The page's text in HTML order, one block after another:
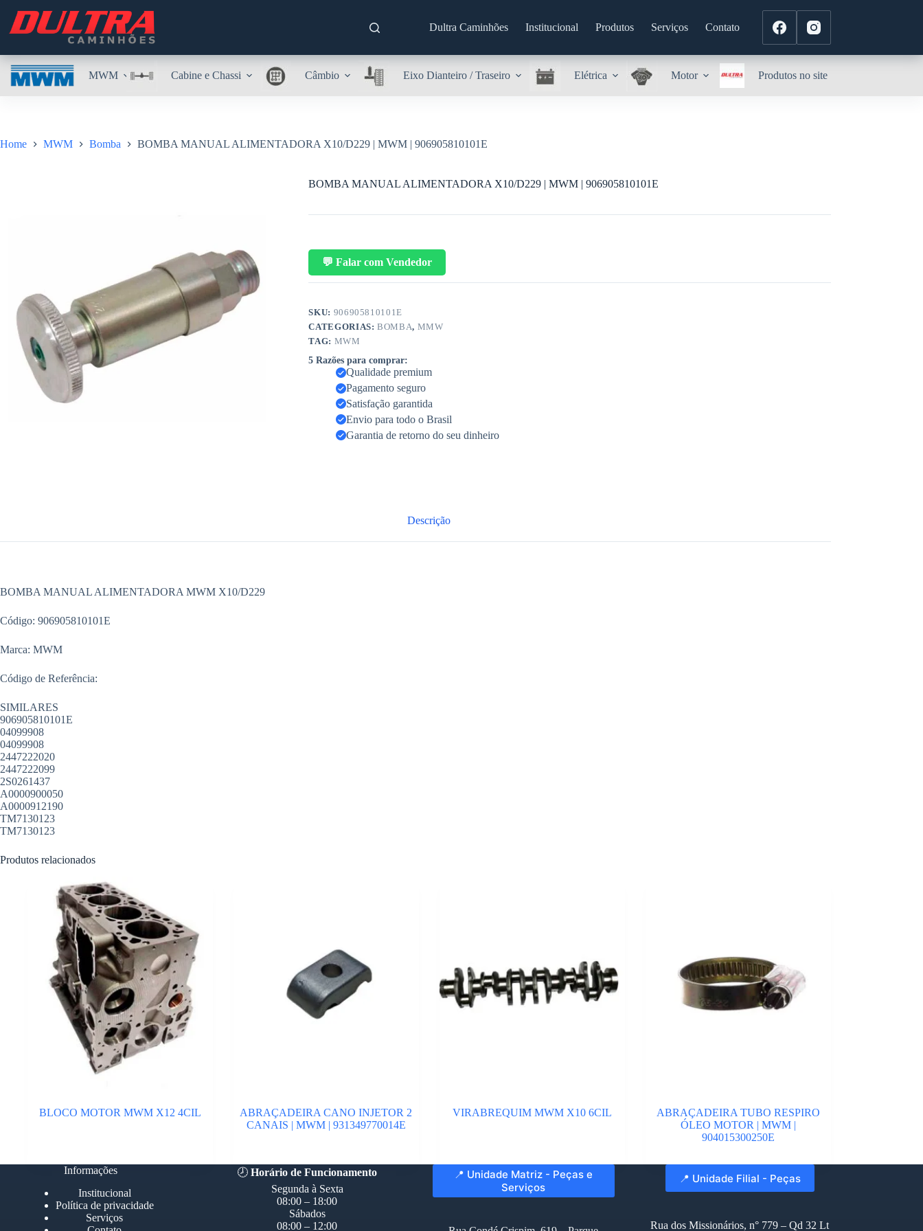
para
Dultra Caminhões Institucional Produtos Serviços Contato
MWM Cabine e Chassi Câmbio Eixo Dianteiro / Traseiro Elétrica Motor Produtos no site
Home MWM Bomba BOMBA MANUAL ALIMENTADORA X10/D229 | MWM | 906905810101E
BOMBA MANUAL ALIMENTADORA X10/D229 | MWM | 906905810101E
💬 Falar com Vendedor
SKU: 906905810101E
CATEGORIAS:BOMBA, MMW
TAG: MWM
5 Razões para comprar:
Qualidade premium
Pagamento seguro
Satisfação garantida
Envio para todo o Brasil
Garantia de retorno do seu dinheiro
Descrição
BOMBA MANUAL ALIMENTADORA MWM X10/D229
Código: 906905810101E
Marca: MWM
Código de Referência:
SIMILARES
906905810101E
04099908
04099908
2447222020
2447222099
2S0261437
A0000900050
A0000912190
TM7130123
TM7130123
Produtos relacionados
BLOCO MOTOR MWM X12 4CIL
ABRAÇADEIRA CANO INJETOR 2
CANAIS | MWM | 931349770014E
VIRABREQUIM MWM X10 6CIL
ABRAÇADEIRA TUBO RESPIRO
ÓLEO MOTOR | MWM |
904015300250E
Informações
Institucional
Política de privacidade
Serviços
🕗Horário de Funcionamento
Segunda à Sexta
08:00 – 18:00
Sábados
08:00 – 12:00
📍 Unidade Matriz - Peças e
Serviços
📍 Unidade Filial - Peças
Rua dos Missionários, n° 779 – Qd 32 Lt